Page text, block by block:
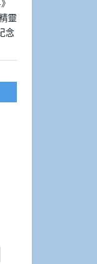
靈
念